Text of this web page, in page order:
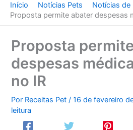
Início Notícias Pets
Notícias de
Proposta permite abater despesas
Proposta
despesas
no IR
Por Receitas Pet/16 de fevereiro
leitura